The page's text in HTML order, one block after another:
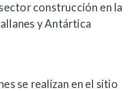
construcción en la
y Antártica
se realizan en el sitio